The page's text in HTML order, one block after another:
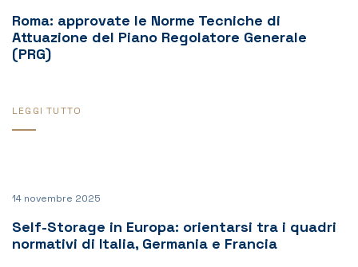
Roma: approvate le Norme Tecniche di
Attuazione del Piano Regolatore Generale
(PRG)
LEGGI TUTTO
14 novembre 2025
Self-Storage in Europa: orientarsi tra i quadri
normativi di Italia, Germania e Francia